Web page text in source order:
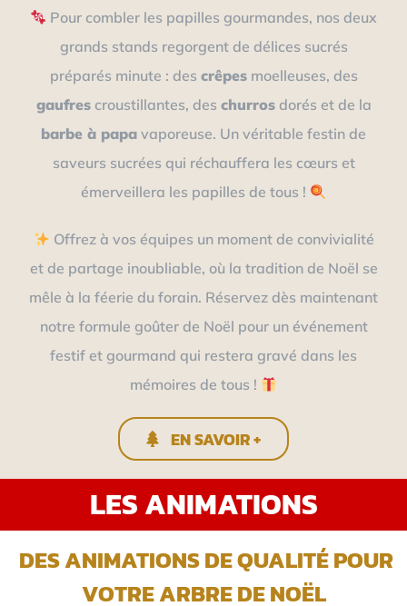
Pour combler les papilles gourmandes, nos deux
grands stands regorgent de délices sucrés
préparés minute : des crêpesmoelleuses, des
gaufrescroustillantes, des churrosdorés et de la
barbe à papa vaporeuse. Un véritable festin de
saveurs sucrées qui réchauffera les cœurs et
émerveillera les papilles de tous !
Offrez à vos équipes un moment de convivialité
et de partage inoubliable, où la tradition de Noël se
mêle à la féerie du forain. Réservez dès maintenant
notre formule goûter de Noël pour un événement
festif et gourmand qui restera gravé dans les
mémoires de tous !
EN SAVOIR +
LES ANIMATIONS
DES ANIMATIONS DE QUALITÉ POUR
VOTRE ARBRE DE NOËL